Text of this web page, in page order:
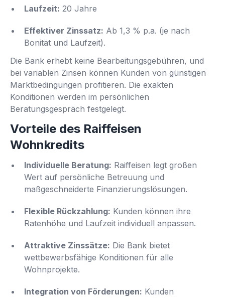
Laufzeit: 20 Jahre
Effektiver Zinssatz: Ab 1,3 % p.a. (je nach
Bonität und Laufzeit).
Die Bank erhebt keine Bearbeitungsgebühren, und
bei variablen Zinsen können Kunden von günstigen
Marktbedingungen profitieren. Die exakten
Konditionen werden im persönlichen
Beratungsgespräch festgelegt.
Vorteile des Raiffeisen
Wohnkredits
Individuelle Beratung: Raiffeisen legt großen
Wert auf persönliche Betreuung und
maßgeschneiderte Finanzierungslösungen.
Flexible Rückzahlung: Kunden können ihre
Ratenhöhe und Laufzeit individuell anpassen.
Attraktive Zinssätze: Die Bank bietet
wettbewerbsfähige Konditionen für alle
Wohnprojekte.
Integration von Förderungen: Kunden